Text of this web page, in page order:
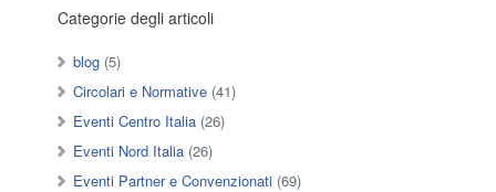
Categorie degli articoli
blog (5)
Circolari e Normative (41)
Eventi Centro Italia (26)
Eventi Nord Italia (26)
Eventi Partner e Convenzionati (69)